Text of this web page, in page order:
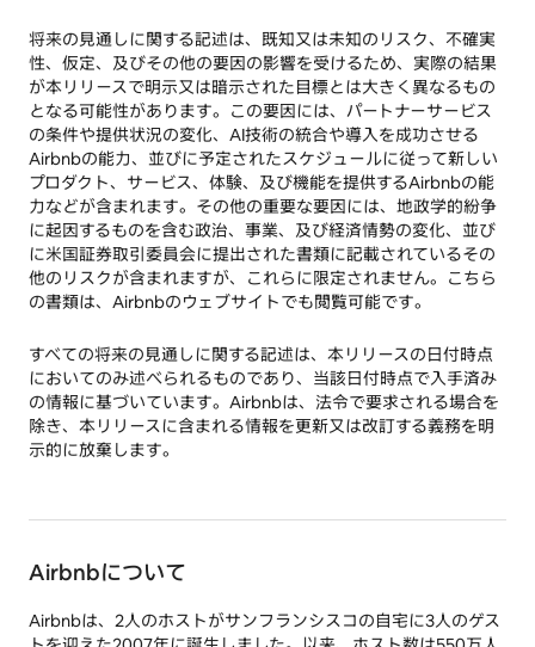
将来の見通しに関する記述は、既知又は未知のリスク、不確実
性、仮定、及びその他の要因の影響を受けるため、実際の結果
が本リリースで明示又は暗示された目標とは大きく異なるもの
となる可能性があります。この要因には、パートナーサービス
の条件や提供状況の変化、AI技術の統合や導入を成功させる
Airbnbの能力、並びに予定されたスケジュールに従って新しい
プロダクト、サービス、体験、及び機能を提供するAirbnbの能
力などが含まれます。その他の重要な要因には、地政学的紛争
に起因するものを含む政治、事業、及び経済情勢の変化、並び
に米国証券取引委員会に提出された書類に記載されているその
他のリスクが含まれますが、これらに限定されません。こちら
の書類は、Airbnbのウェブサイトでも閲覧可能です。
すべての将来の見通しに関する記述は、本リリースの日付時点
においてのみ述べられるものであり、当該日付時点で入手済み
の情報に基づいています。Airbnbは、法令で要求される場合を
除き、本リリースに含まれる情報を更新又は改訂する義務を明
示的に放棄します。
Airbnbについて
Airbnbは、2人のホストがサンフランシスコの自宅に3人のゲス